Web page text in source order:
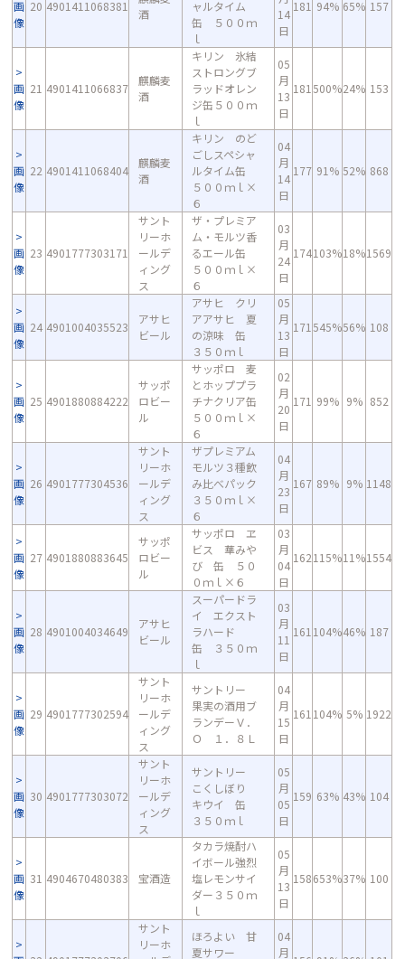
画
像
20 4901411068381
酒
ャルタイム
缶 ５００ｍ
ｌ
14
日
181 94% 65% 157
画
像
21 4901411066837
麒麟麦
酒
キリン 氷結
ストロングブ
ラッドオレン
ジ缶５００ｍ
ｌ
05
月
13
日
181 500%24% 153
画
像
22 4901411068404
麒麟麦
酒
キリン のど
ごしスペシャ
ルタイム缶
５００ｍｌ×
６
04
月
14
日
177 91% 52% 868
画
像
23 4901777303171
サント
リーホ
ールデ
ィング
ス
ザ・プレミア
ム・モルツ香
るエール缶
５００ｍｌ×
６
03
月
24
日
174103%18%1569
画
像
24 4901004035523
アサヒ
ビール
アサヒ クリ
アアサヒ 夏
の涼味 缶
３５０ｍｌ
05
月
13
日
171 545%56% 108
画
像
25 4901880884222
サッポ
ロビー
ル
サッポロ 麦
とホッププラ
チナクリア缶
５００ｍｌ×
６
02
月
20
日
171 99% 9% 852
画
像
26 4901777304536
サント
リーホ
ールデ
ィング
ス
ザプレミアム
モルツ３種飲
み比べパック
３５０ｍｌ×
６
04
月
23
日
167 89% 9% 1148
画
像
27 4901880883645
サッポ
ロビー
ル
サッポロ ヱ
ビス 華みや
び 缶 ５０
０ｍｌ×６
03
月
04
日
162115%11%1554
画
像
28 4901004034649
アサヒ
ビール
スーパードラ
イ エクスト
ラハード
缶 ３５０ｍ
ｌ
03
月
11
日
161 104%46% 187
画
像
29 4901777302594
サント
リーホ
ールデ
ィング
ス
サントリー
果実の酒用ブ
ランデーＶ．
Ｏ １．８Ｌ
04
月
15
日
161 104% 5% 1922
画
像
30 4901777303072
サント
リーホ
ールデ
ィング
ス
サントリー
こくしぼり
キウイ 缶
３５０ｍｌ
05
月
05
日
159 63% 43% 104
画
像
31 4904670480383 宝酒造
タカラ焼酎ハ
イボール強烈
塩レモンサイ
ダー３５０ｍ
ｌ
05
月
13
日
158653%37% 100
サント
リーホ
ほろよい 甘
夏サワー
04
月